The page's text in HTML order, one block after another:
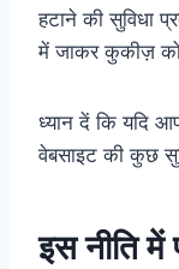
हटाने की सुविधा
में जाकर कुकीज़
ध्यान दें कि यदि
वेबसाइट की कुछ
इस नीति में